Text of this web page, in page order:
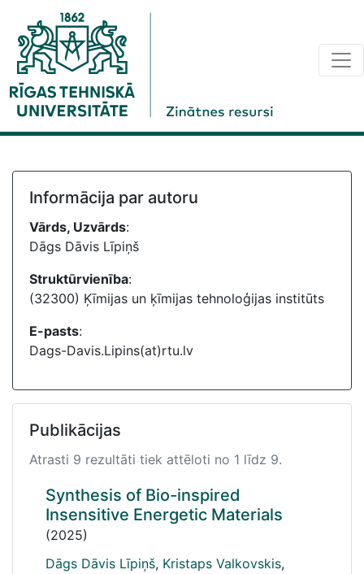
Informācija par autoru
Vārds, Uzvārds:
Dāgs Dāvis Līpiņš
Struktūrvienība:
(32300) Ķīmijas un ķīmijas tehnoloģijas institūts
E-pasts:
Dags-Davis.Lipins(at)rtu.lv
Publikācijas
Atrasti 9 rezultāti tiek attēloti no 1 līdz 9.
Synthesis of Bio-inspired
Insensitive Energetic Materials
(2025)
Dāgs Dāvis Līpiņš, Kristaps Valkovskis,